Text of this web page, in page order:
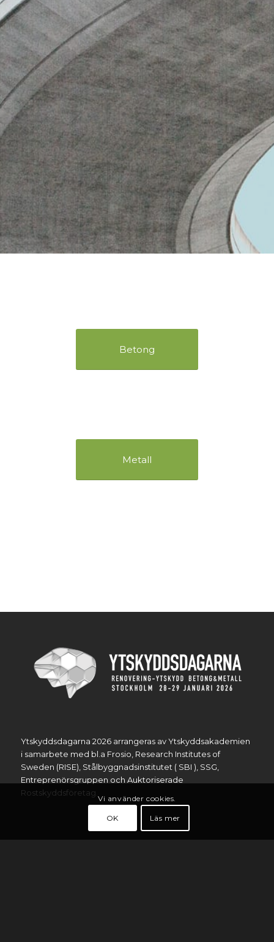
Betong
Metall
Ytskyddsdagarna 2026 arrangeras av Ytskyddsakademien
i samarbete med bl.a Frosio, Research Institutes of
Sweden (RISE), Stålbyggnadsinstitutet ( SBI ), SSG,
Entreprenörsgruppen och Auktoriserade
Rostskyddsföretag.
Vi använder cookies.
OK Läs mer